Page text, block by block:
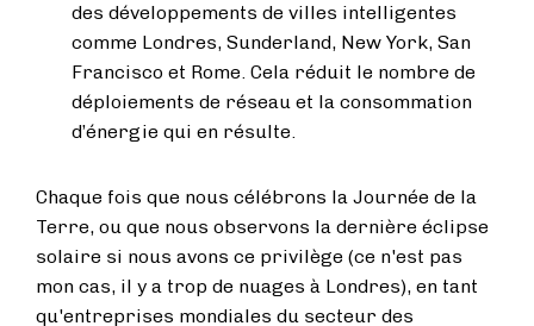
des développements de villes intelligentes
comme Londres, Sunderland, New York, San
Francisco et Rome. Cela réduit le nombre de
déploiements de réseau et la consommation
d’énergie qui en résulte.
Chaque fois que nous célébrons la Journée de la
Terre, ou que nous observons la dernière éclipse
solaire si nous avons ce privilège (ce n'est pas
mon cas, il y a trop de nuages à Londres), en tant
qu'entreprises mondiales du secteur des